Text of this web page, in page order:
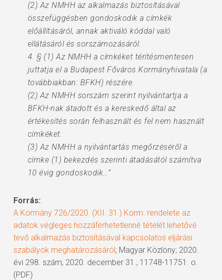
(2) Az NMHH az alkalmazás biztosításával
összefüggésben gondoskodik a címkék
előállításáról, annak aktiváló kóddal való
ellátásáról és sorszámozásáról.
4. § (1) Az NMHH a címkéket térítésmentesen
juttatja el a Budapest Főváros Kormányhivatala (a
továbbiakban: BFKH) részére.
(2) Az NMHH sorszám szerint nyilvántartja a
BFKH-nak átadott és a kereskedő által az
értékesítés során felhasznált és fel nem használt
címkéket.
(3) Az NMHH a nyilvántartás megőrzéséről a
címke (1) bekezdés szerinti átadásától számítva
10 évig gondoskodik…”
Forrás:
A Kormány 726/2020. (XII. 31.) Korm. rendelete az
adatok végleges hozzáférhetetlenné tételét lehetővé
tevő alkalmazás biztosításával kapcsolatos eljárási
szabályok meghatározásáról; Magyar Közlöny; 2020.
évi 298. szám; 2020. december 31.; 11748-11751. o.
(PDF)